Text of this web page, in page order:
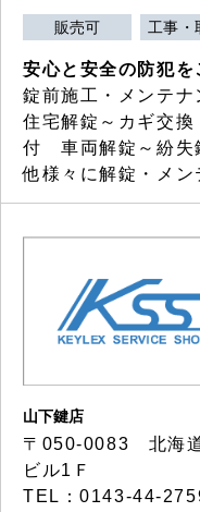
販売可 工事・
安心と安全の防犯を
錠前施工・メンテナ
住宅解錠～カギ交換
付 車両解錠～紛失
他様々に解錠・メン
山下鍵店
〒050-0083 北海
ビル1Ｆ
TEL：0143-44-